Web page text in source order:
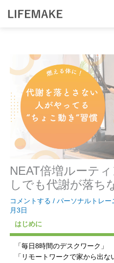
NEAT倍増ルーテ
しでも代謝が落ち
コメントする / パーソナルトレー
月3日
はじめに
「毎日8時間のデスクワーク」
「リモートワークで家から出な